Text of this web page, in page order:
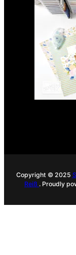
Copyright © 2025
Reiß . Proudly